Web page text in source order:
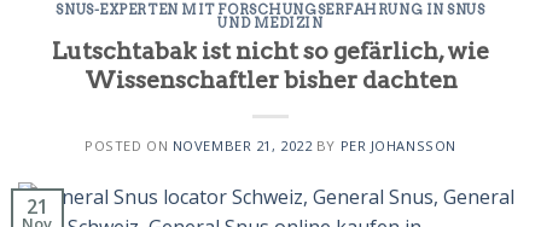
SNUS-EXPERTEN MIT FORSCHUNGSERFAHRUNG IN SNUS
UND MEDIZIN
Lutschtabak ist nicht so gefärlich, wie
Wissenschaftler bisher dachten
POSTED ON NOVEMBER 21, 2022BY PER JOHANSSON
21